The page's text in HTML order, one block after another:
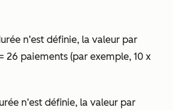
n’est définie, la valeur par
26 paiements (par exemple, 10 x
n’est définie, la valeur par